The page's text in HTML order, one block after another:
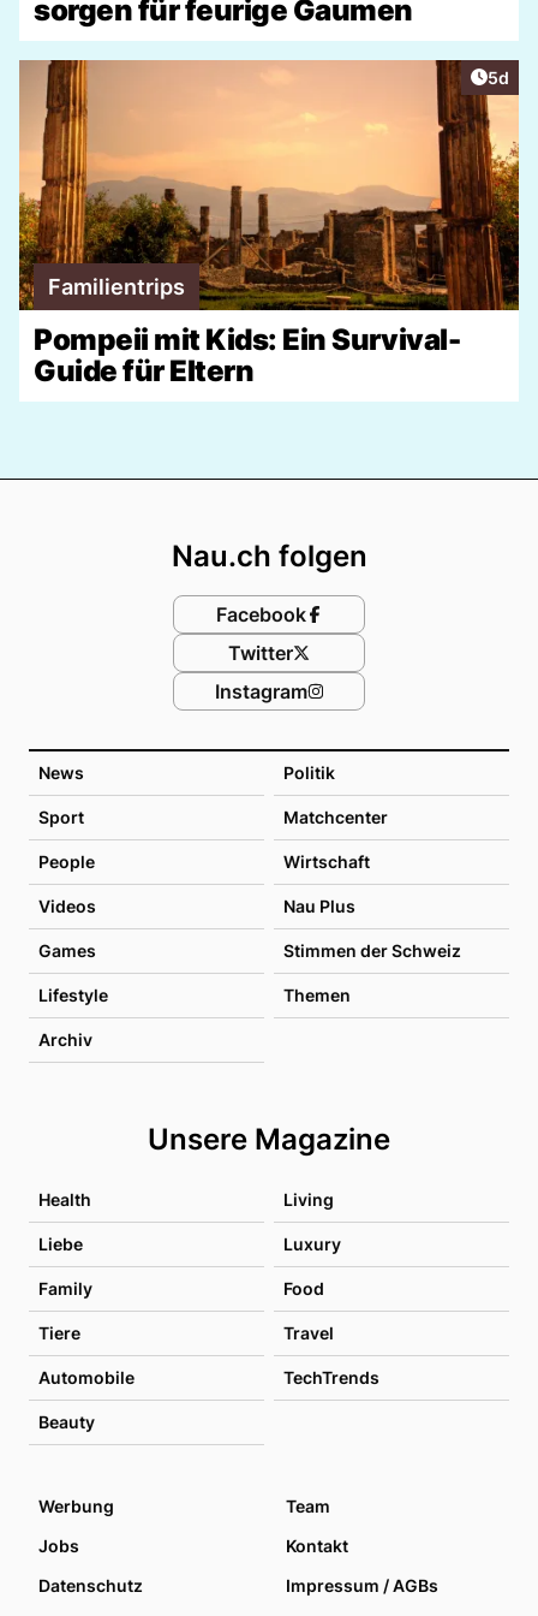
sorgen für feurige Gaumen
5d
Familientrips
Pompeii mit Kids: Ein Survival-
Guide für Eltern
News Politik
Sport Matchcenter
People Wirtschaft
Videos Nau Plus
Games Stimmen der Schweiz
Lifestyle Themen
Archiv
Unsere Magazine
Health Living
Liebe Luxury
Family Food
Tiere Travel
Automobile TechTrends
Beauty
Nau.ch folgen
Facebook
Twitter
Instagram
Werbung
Team
Jobs
Kontakt
Datenschutz
Impressum / AGBs